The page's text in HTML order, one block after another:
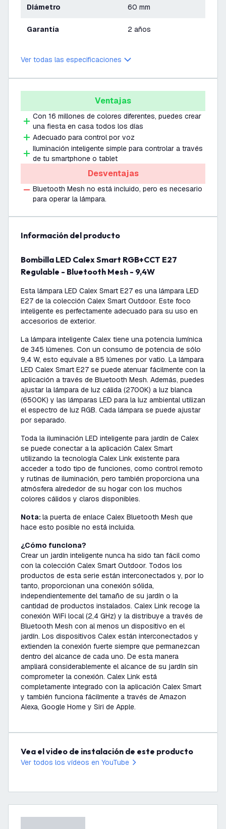
Diámetro 60 mm
Garantía 2 años
Ver todas las especificaciones
Ventajas
Con 16 millones de colores diferentes, puedes crear
una fiesta en casa todos los días
Adecuado para control por voz
Iluminación inteligente simple para controlar a través
de tu smartphone o tablet
Desventajas
Bluetooth Mesh no está incluido, pero es necesario
para operar la lámpara.
información del producto
Bombilla LED Calex Smart RGB+CCT E27
Regulable - Bluetooth Mesh - 9,4W
Esta lámpara LED Calex Smart E27 es una lámpara LED
E27 de la colección Calex Smart Outdoor. Este foco
inteligente es perfectamente adecuado para su uso en
accesorios de exterior.
La lámpara inteligente Calex tiene una potencia lumínica
de 345 lúmenes. Con un consumo de potencia de sólo
9,4 W, esto equivale a 85 lúmenes por vatio. La lámpara
LED Calex Smart E27 se puede atenuar fácilmente con la
aplicación a través de Bluetooth Mesh. Además, puedes
ajustar la lámpara de luz cálida (2700K) a luz blanca
(6500K) y las lámparas LED para la luz ambiental utilizan
el espectro de luz RGB. Cada lámpara se puede ajustar
por separado.
Toda la iluminación LED inteligente para jardín de Calex
se puede conectar a la aplicación Calex Smart
utilizando la tecnología Calex Link existente para
acceder a todo tipo de funciones, como control remoto
y rutinas de iluminación, pero también proporciona una
atmósfera alrededor de su hogar con los muchos
colores cálidos y claros disponibles.
Nota:la puerta de enlace Calex Bluetooth Mesh que
hace esto posible no está incluida.
¿Cómo funciona?
Crear un jardín inteligente nunca ha sido tan fácil como
con la colección Calex Smart Outdoor. Todos los
productos de esta serie están interconectados y, por lo
tanto, proporcionan una conexión sólida,
independientemente del tamaño de su jardín o la
cantidad de productos instalados. Calex Link recoge la
conexión WiFi local (2,4 GHz) y la distribuye a través de
Bluetooth Mesh con al menos un dispositivo en el
jardín. Los dispositivos Calex están interconectados y
extienden la conexión fuerte siempre que permanezcan
dentro del alcance de cada uno. De esta manera
ampliará considerablemente el alcance de su jardín sin
comprometer la conexión. Calex Link está
completamente integrado con la aplicación Calex Smart
y también funciona fácilmente a través de Amazon
Alexa, Google Home y Siri de Apple.
Vea el video de instalación de este producto
Ver todos los vídeos en YouTube